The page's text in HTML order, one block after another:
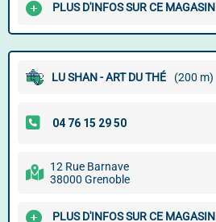
PLUS D'INFOS SUR CE MAGASIN
LU SHAN - ART DU THÉ (200 m)
12 Rue Barnave
38000 Grenoble
PLUS D'INFOS SUR CE MAGASIN